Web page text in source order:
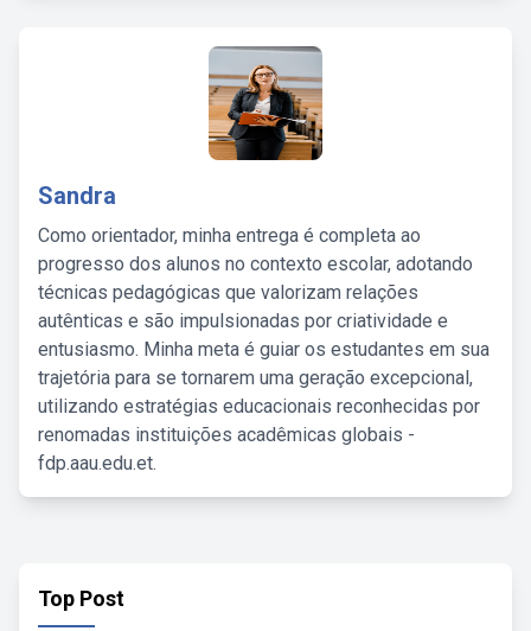
Sandra
Como orientador, minha entrega é completa ao
progresso dos alunos no contexto escolar, adotando
técnicas pedagógicas que valorizam relações
autênticas e são impulsionadas por criatividade e
entusiasmo. Minha meta é guiar os estudantes em sua
trajetória para se tornarem uma geração excepcional,
utilizando estratégias educacionais reconhecidas por
renomadas instituições acadêmicas globais -
fdp.aau.edu.et.
Top Post